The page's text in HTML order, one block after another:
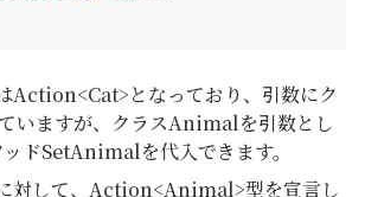
Action<Cat>となっており、引数にク
いますが、クラスAnimalを引数とし
ドSetAnimalを代入できます。
対して、Action<Animal>型を宣言し